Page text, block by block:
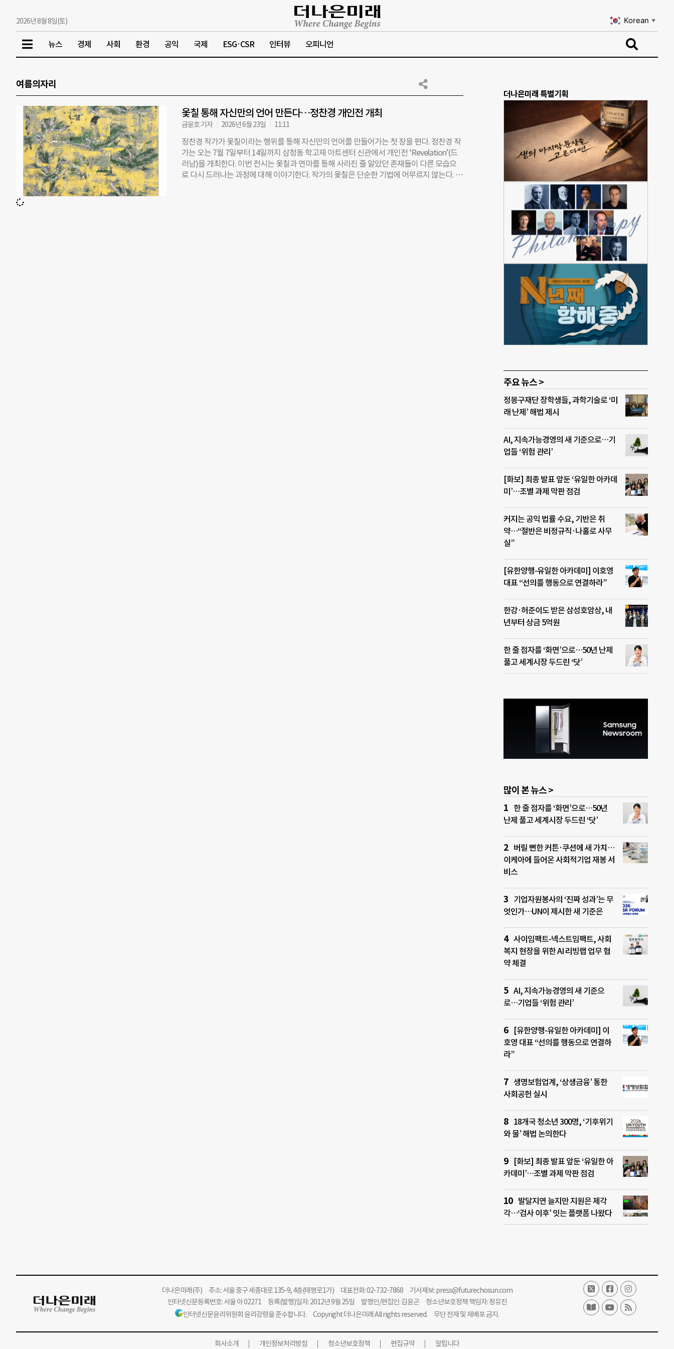
2026년 8월 8일(토) Korean ▼
뉴스 경제 사회 환경 공익 국제 ESG·CSR 인터뷰 오피니언
여름의자리
옻칠 통해 자신만의 언어 만든다…정찬경 개인전 개최
금윤호 기자 2026년 6월 23일 11:11
정찬경 작가가 옻칠이라는 행위를 통해 자신만의 언어를 만들어가는 첫 장을 편다. 정찬경 작
가는 오는 7월 7일부터 14일까지 삼청동 학고재 아트센터 신관에서 개인전 ‘Revelation’(드
러남)을 개최한다. 이번 전시는 옻칠과 연마를 통해 사라진 줄 알았던 존재들이 다른 모습으
로 다시 드러나는 과정에 대해 이야기한다. 작가의 옻칠은 단순한 기법에 머무르지 않는다. 수
더나은미래 특별기획
주요 뉴스 >
정몽구재단 장학생들, 과학기술로 ‘미
래 난제’ 해법 제시
AI, 지속가능경영의 새 기준으로…기
업들 ‘위험 관리’
[화보] 최종 발표 앞둔 ‘유일한 아카데
미’…조별 과제 막판 점검
커지는 공익 법률 수요, 기반은 취
약…“절반은 비정규직·나홀로 사무
실”
[유한양행-유일한 아카데미] 이호영
대표 “선의를 행동으로 연결하라”
한강·허준이도 받은 삼성호암상, 내
년부터 상금 5억원
한 줄 점자를 ‘화면’으로…50년 난제
풀고 세계시장 두드린 ‘닷’
많이 본 뉴스 >
한 줄 점자를 ‘화면’으로…50년
난제 풀고 세계시장 두드린 ‘닷’
버릴 뻔한 커튼·쿠션에 새 가치…
이케아에 들어온 사회적기업 재봉 서
비스
기업자원봉사의 ‘진짜 성과’는 무
엇인가…UN이 제시한 새 기준은
사이임팩트-넥스트임팩트, 사회
복지 현장을 위한 AI 리빙랩 업무 협
약 체결
AI, 지속가능경영의 새 기준으
로…기업들 ‘위험 관리’
[유한양행-유일한 아카데미] 이
호영 대표 “선의를 행동으로 연결하
라”
생명보험업계, ‘상생금융’ 통한
사회공헌 실시
18개국 청소년 300명, ‘기후위기
와 물’ 해법 논의한다
[화보] 최종 발표 앞둔 ‘유일한 아
카데미’…조별 과제 막판 점검
발달지연 늘지만 지원은 제각
각…‘검사 이후’ 잇는 플랫폼 나왔다
더나은미래(주)주소: 서울 중구 세종대로 135-9, 4층(태평로1가) 대표전화: 02-732-7868 기사제보:press@futurechosun.com
인터넷신문등록번호: 서울 아 02271 등록(발행)일자: 2012년 9월 25일 발행인/편집인: 김윤곤 청소년보호정책 책임자: 정유진
인터넷신문윤리위원회 윤리강령을 준수합니다. Copyright 더나은미래 All rights reserved. 무단 전재 및 재배포 금지.
회사소개 개인정보처리방침 청소년보호정책 편집규약 알립니다